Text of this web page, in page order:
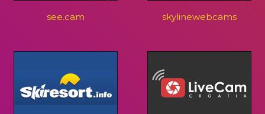
see.cam skylinewebcams